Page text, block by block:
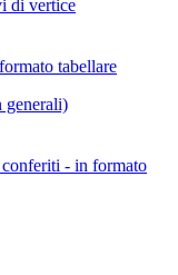
di vertice
tabellare
generali)
- in formato